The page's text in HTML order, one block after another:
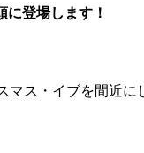
に登場します！
マス・イブを間近に